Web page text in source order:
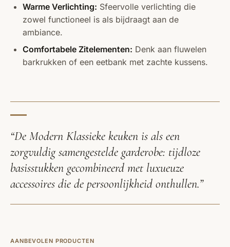
Warme Verlichting: Sfeervolle verlichting die
zowel functioneel is als bijdraagt aan de
ambiance.
Comfortabele Zitelementen: Denk aan fluwelen
barkrukken of een eetbank met zachte kussens.
“De Modern Klassieke keuken is als een
zorgvuldig samengestelde garderobe: tijdloze
basisstukken gecombineerd met luxueuze
accessoires die de persoonlijkheid onthullen.”
AANBEVOLEN PRODUCTEN